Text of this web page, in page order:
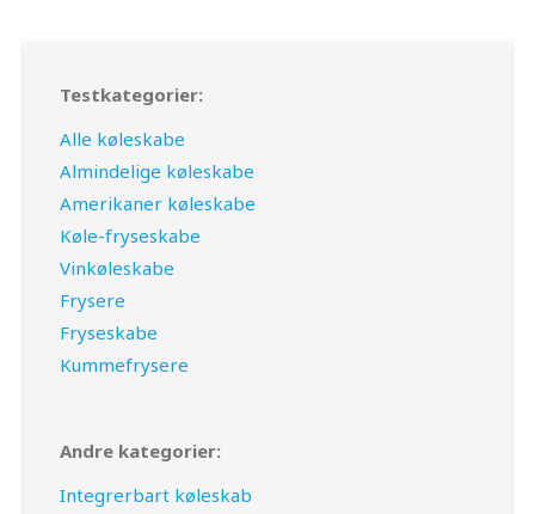
Testkategorier:
Alle køleskabe
Almindelige køleskabe
Amerikaner køleskabe
Køle-fryseskabe
Vinkøleskabe
Frysere
Fryseskabe
Kummefrysere
Andre kategorier:
Integrerbart køleskab